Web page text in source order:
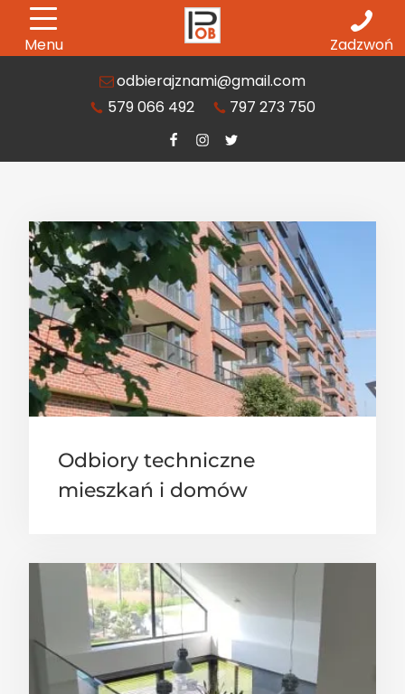
Menu
Zadzwoń
odbierajznami@gmail.com
579 066 492
797 273 750
Odbiory techniczne
mieszkań i domów